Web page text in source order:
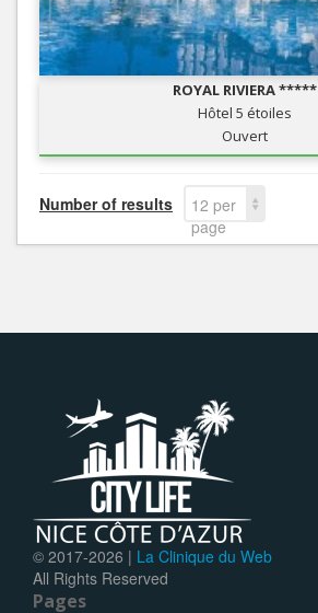
ROYAL RIVIERA *****
Hôtel 5 étoiles
Ouvert
Number of results
12 per
page
© 2017-2026 | La Clinique du Web
All Rights Reserved
Pages